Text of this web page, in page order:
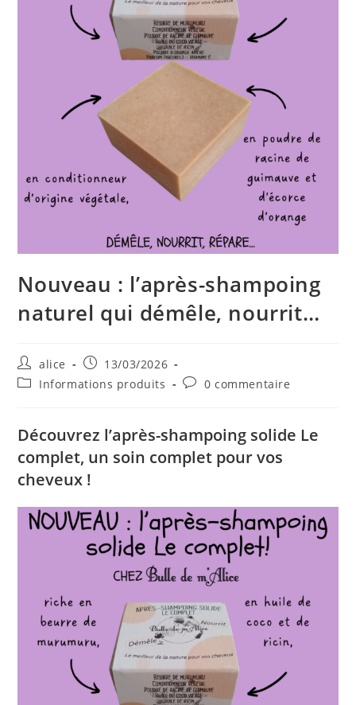
Nouveau : l’après-shampoing
naturel qui démêle, nourrit…
Auteur/autrice
de
la
alice
Publication
publiée :
13/03/2026
PostInformations produits
Commentaires
publication :
0 commentaire
Découvrez l’après-shampoing solide Le
complet, un soin complet pour vos
cheveux !